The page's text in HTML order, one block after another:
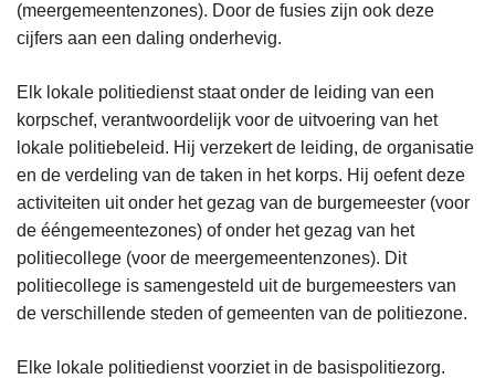
(meergemeentenzones). Door de fusies zijn ook deze
cijfers aan een daling onderhevig.
Elk lokale politiedienst staat onder de leiding van een
korpschef, verantwoordelijk voor de uitvoering van het
lokale politiebeleid. Hij verzekert de leiding, de organisatie
en de verdeling van de taken in het korps. Hij oefent deze
activiteiten uit onder het gezag van de burgemeester (voor
de ééngemeentezones) of onder het gezag van het
politiecollege (voor de meergemeentenzones). Dit
politiecollege is samengesteld uit de burgemeesters van
de verschillende steden of gemeenten van de politiezone.
Elke lokale politiedienst voorziet in de basispolitiezorg.